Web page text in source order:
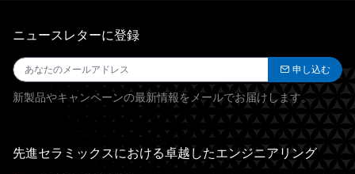
ニュースレターに登録
申し込む
新製品やキャンペーンの最新情報をメールでお届けします。
先進セラミックスにおける卓越したエンジニアリング